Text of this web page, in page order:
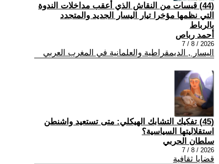
(44) قبسات من النقاش الذي أعقب مداخلات الندوة
التي نظمها مؤخرا تيار اليسار الجديد والمتجدد
بالرباط
أحمد رباص
2026 / 8 / 7
اليسار , الديمقراطية والعلمانية في المغرب العربي
(45) تفكيك التشابك الهيكلي: متى تستعيد واشنطن
استقلاليتها السياسية؟
سلطان الحربي
2026 / 8 / 7
قضايا ثقافية